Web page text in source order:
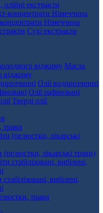
екстракти
Німеччина
Сухі екстракти
Масла
віджиму
Олії водорозчинні
Олії рафіновані
Тверді олії
трави
(пелюстки, лікарські трави)
вибілені,